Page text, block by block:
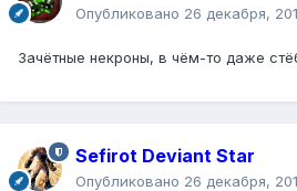
Опубликовано 26 декабря,
Зачётные некроны, в чём-то даже
Sefirot Deviant Star
Опубликовано 26 декабря,